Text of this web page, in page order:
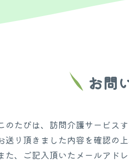
お問
のたびは、訪問介護サービス
送り頂きました内容を確認の
た、ご記入頂いたメールアド